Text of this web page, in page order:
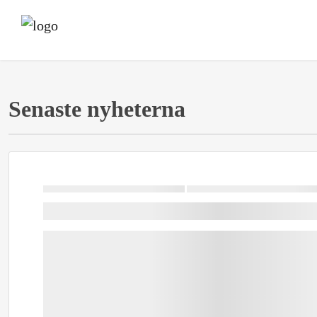
Senaste nyheterna